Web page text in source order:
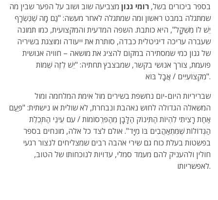
בספר ביכורים בשל, רומי גנון מצביעה שוב ושוב על הפער שבין מה
שמתגלה במבט ראשון ומה שמתגלה לאחר מעשה: "גַּם מָה שֶׁנִּשְׂרָף
יֵשׁ לוֹ מִשְׁקָל", היא כותבת. השפה המדעית והמקצועית, כמו תמונה
שעברה עריכה דיגיטלית כבדה, סותרת את ייעודה ומוצגת בשיריה
של גנון כמי שמסתירה במקום להציג את מושאה – חוויה אנושית
פועמת, צורך אנושי בקשר, שמבצבץ תחתיה: "יֵשׁ לְזֶה שֵׁמוֹת
מִקְצוֹעִיִּים / אֲבָל בּוֹא".
שבריריות היום-יום נחשפת בשירים מול אימת המלחמה ומול
המשאלה הגדולה לחוש נאהבת ונבחרת, לא שולית או נישתית: "פַּעַם
אַחַת רָצִיתִי לִהְיוֹת הַתִּינוֹק הַלָּבָן מֵהַפִּרְסוֹמוֹת / עִם עֵינֵי הַתְּכֵלֶת
הַגְּדוֹלוֹת שֶׁמִּתְאַהֲבִים בּוֹ מִיָּד". אולם לצד כל אלה, מונחים בספר
בפשטות בעלת כוח גם שירי אהבה רבים שמצליחים לנצור רגעי
חולין ולהעניק להם מעמד סמלי, עדויות לנוכחותו של הטוב,
לאפשריותו.